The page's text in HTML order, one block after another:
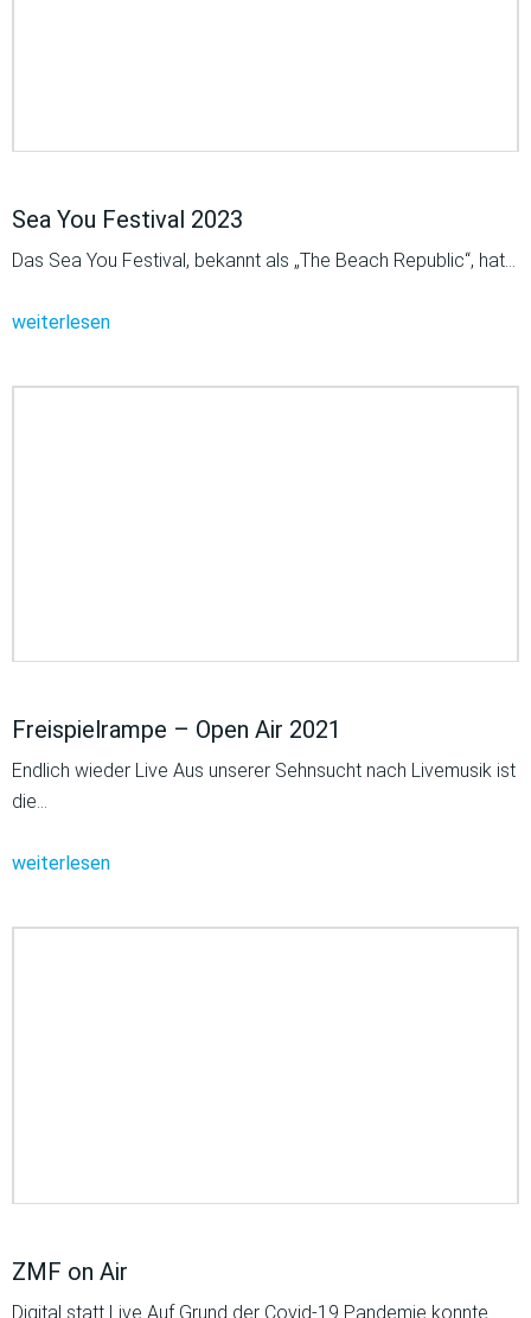
Sea You Festival 2023
Das Sea You Festival, bekannt als „The Beach Republic“, hat…
weiterlesen
Freispielrampe – Open Air 2021
Endlich wieder Live Aus unserer Sehnsucht nach Livemusik ist
die…
weiterlesen
ZMF on Air
Digital statt Live Auf Grund der Covid-19 Pandemie konnte